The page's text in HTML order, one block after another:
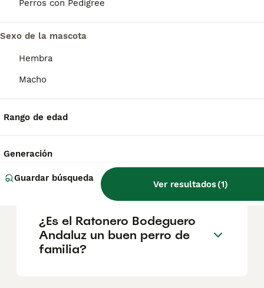
Perros con Pedigree
Sexo de la mascota
Hembra
Macho
Rango de edad
Generación
Guardar búsqueda
Ver resultados(1)
salud y el bienestar de los animales.
de comprometerse siempre es la mejor
¿Cómo es el carácter del
andaluz?
¿Qué diferencia hay entre
ratonero y bodeguero?
¿Es el Ratonero Bodeguero
Andaluz un buen perro de
familia?